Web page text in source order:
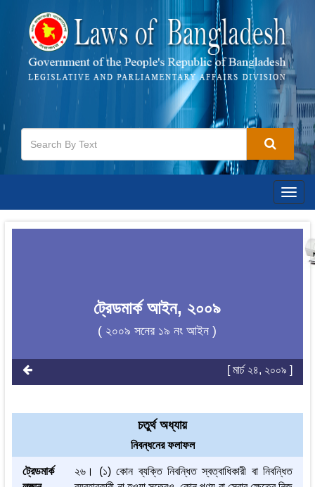
ট্রেডমার্ক আইন, ২০০৯
( ২০০৯ সনের ১৯ নং আইন )
[ মার্চ ২৪, ২০০৯ ]
চতুর্থ অধ্যায়
নিবন্ধনের ফলাফল
ট্রেডমার্ক
২৬। (১) কোন ব্যক্তি নিবন্ধিত স্বত্বাধিকারী বা নিবন্ধিত